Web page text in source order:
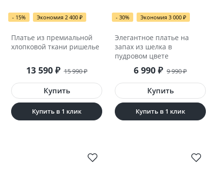
- 15% Экономия 2 400 ₽
Платье из премиальной
хлопковой ткани ришелье
13 590 ₽ 15 990₽
Купить в 1 клик
- 30% Экономия 3 000 ₽
Элегантное платье на
запах из шелка в
пудровом цвете
6 990 ₽ 9 990₽
Купить в 1 клик